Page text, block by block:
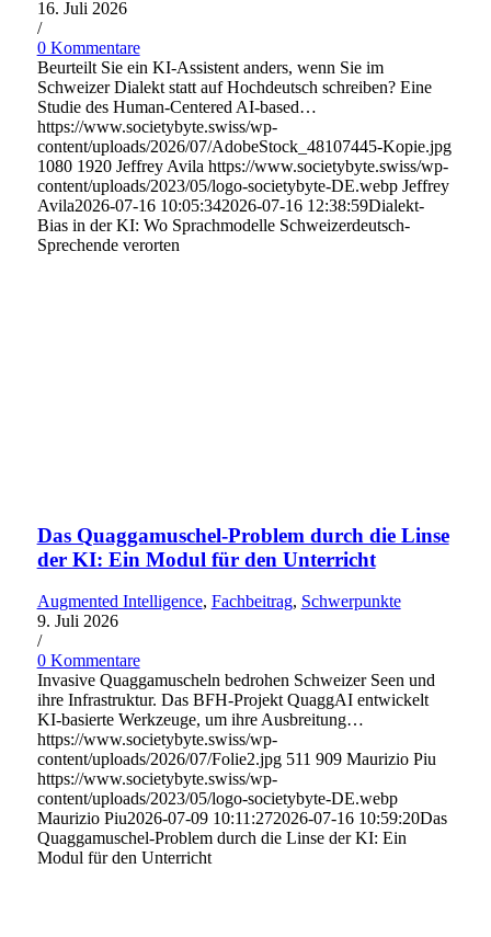
16. Juli 2026
/
0 Kommentare
Beurteilt Sie ein KI-Assistent anders, wenn Sie im
Schweizer Dialekt statt auf Hochdeutsch schreiben? Eine
Studie des Human-Centered AI-based…
https://www.societybyte.swiss/wp-
content/uploads/2026/07/AdobeStock_48107445-Kopie.jpg
1080 1920 Jeffrey Avila https://www.societybyte.swiss/wp-
content/uploads/2023/05/logo-societybyte-DE.webp Jeffrey
Avila2026-07-16 10:05:342026-07-16 12:38:59Dialekt-
Bias in der KI: Wo Sprachmodelle Schweizerdeutsch-
Sprechende verorten
Das Quaggamuschel-Problem durch die Linse
der KI: Ein Modul für den Unterricht
Augmented Intelligence, Fachbeitrag, Schwerpunkte
9. Juli 2026
/
0 Kommentare
Invasive Quaggamuscheln bedrohen Schweizer Seen und
ihre Infrastruktur. Das BFH-Projekt QuaggAI entwickelt
KI-basierte Werkzeuge, um ihre Ausbreitung…
https://www.societybyte.swiss/wp-
content/uploads/2026/07/Folie2.jpg 511 909 Maurizio Piu
https://www.societybyte.swiss/wp-
content/uploads/2023/05/logo-societybyte-DE.webp
Maurizio Piu2026-07-09 10:11:272026-07-16 10:59:20Das
Quaggamuschel-Problem durch die Linse der KI: Ein
Modul für den Unterricht